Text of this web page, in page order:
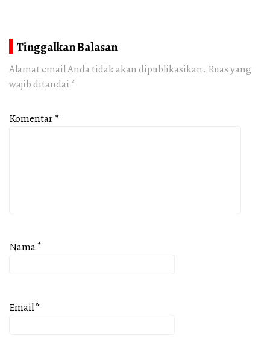
Tinggalkan Balasan
Alamat email Anda tidak akan dipublikasikan. Ruas yang
wajib ditandai *
Komentar*
Nama*
Email*